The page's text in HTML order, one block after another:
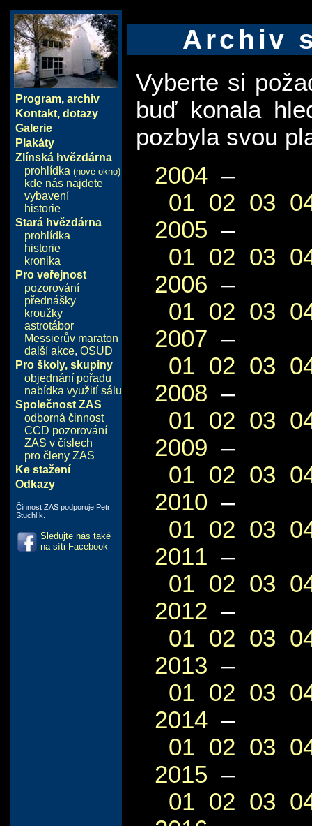
Program, archiv
Kontakt, dotazy
Galerie
Plakáty
Zlínská hvězdárna
prohlídka (nové okno)
kde nás najdete
vybavení
historie
Stará hvězdárna
prohlídka
historie
kronika
Pro veřejnost
pozorování
přednášky
kroužky
astrotábor
Messierův maraton
další akce, OSUD
Pro školy, skupiny
objednání pořadu
nabídka využití sálu
Společnost ZAS
odborná činnost
CCD pozorování
ZAS v číslech
pro členy ZAS
Ke stažení
Odkazy
Činnost ZAS podporuje Petr
Stuchlík.
Sledujte nás také
na síti Facebook
Archiv
Vyberte si
buď konala
pozbyla svou
2004 –
01 02 03
2005 –
01 02 03
2006 –
01 02 03
2007 –
01 02 03
2008 –
01 02 03
2009 –
01 02 03
2010 –
01 02 03
2011 –
01 02 03
2012 –
01 02 03
2013 –
01 02 03
2014 –
01 02 03
2015 –
01 02 03